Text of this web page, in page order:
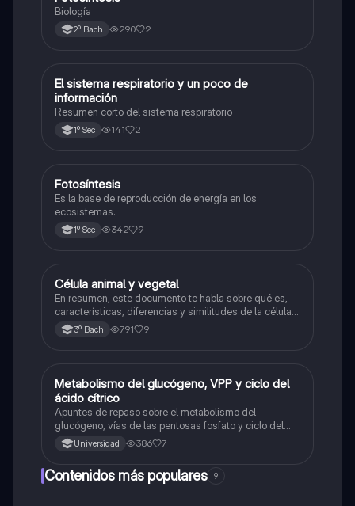
Biología
2º Bach 290 2
Biología
El sistema respiratorio y un poco de
información
Resumen corto del sistema respiratorio
1º Sec 141 2
Biología
Fotosíntesis
Es la base de reproducción de energía en los
ecosistemas.
1º Sec 342 9
Biología
Célula animal y vegetal
En resumen, este documento te habla sobre qué es,
características, diferencias y similitudes de la célula
animal y célula vegetal.💗
3º Bach 791 9
Biología
Metabolismo del glucógeno, VPP y ciclo del
ácido cítrico
Apuntes de repaso sobre el metabolismo del
glucógeno, vías de las pentosas fosfato y ciclo del
ácido cítrico
Universidad 386 7
Contenidos más populares 9